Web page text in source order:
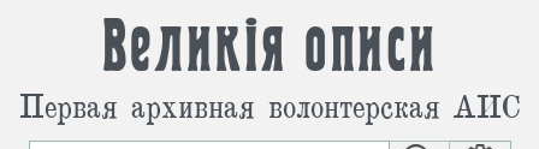
Великія описи
Первая архивная волонтерская АИС